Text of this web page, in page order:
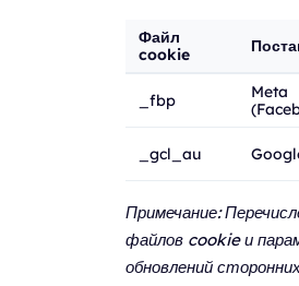
Файл
cookie
_fbp
Meta
_gcl_au
Примечание:
файлов cookie и
обновлений